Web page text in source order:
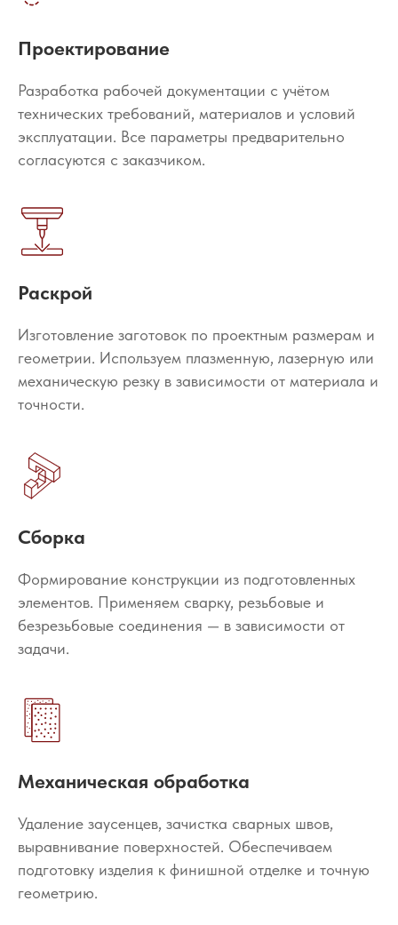
Проектирование
Разработка рабочей документации с учётом
технических требований, материалов и условий
эксплуатации. Все параметры предварительно
согласуются с заказчиком.
Раскрой
Изготовление заготовок по проектным размерам и
геометрии. Используем плазменную, лазерную или
механическую резку в зависимости от материала и
точности.
Сборка
Формирование конструкции из подготовленных
элементов. Применяем сварку, резьбовые и
безрезьбовые соединения — в зависимости от
задачи.
Механическая обработка
Удаление заусенцев, зачистка сварных швов,
выравнивание поверхностей. Обеспечиваем
подготовку изделия к финишной отделке и точную
геометрию.